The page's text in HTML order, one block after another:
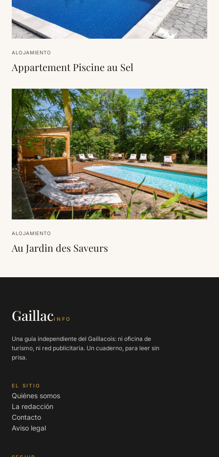
ALOJAMIENTO
Appartement Piscine au Sel
ALOJAMIENTO
Au Jardin des Saveurs
GaillacINFO
Una guía independiente del Gaillacois: ni oficina de
turismo, ni red publicitaria. Un cuaderno, para leer sin
prisa.
EL SITIO
Quiénes somos
La redacción
Contacto
Aviso legal